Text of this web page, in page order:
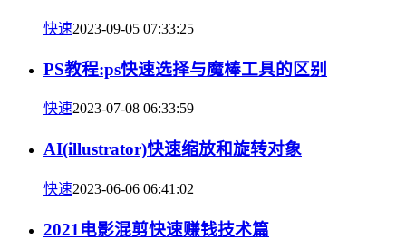
快速2023-09-05 07:33:25
PS教程:ps快速选择与魔棒工具的区别
快速2023-07-08 06:33:59
AI(illustrator)快速缩放和旋转对象
快速2023-06-06 06:41:02
2021电影混剪快速赚钱技术篇